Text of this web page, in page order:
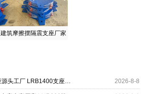
建筑摩擦摆隔震支座厂家
LNR1000建筑隔震橡胶支座源头工厂 LRB1400支座生产厂家 建筑水平力隔震支座厂家 2026-8-8